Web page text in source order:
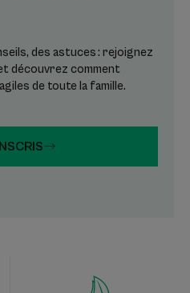
des astuces : rejoignez
découvrez comment
de toute la famille.